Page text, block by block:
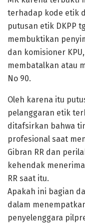
terhadap kode etik
putusan etik DKPP
membuktikan
dan komisioner
membatalkan atau
No 90.
Oleh karena itu
pelanggaran etik
ditafsirkan bahwa
profesional saat
Gibran RR dan
kehendak
RR saat itu.
Apakah ini bagian
dalam
penyelenggara